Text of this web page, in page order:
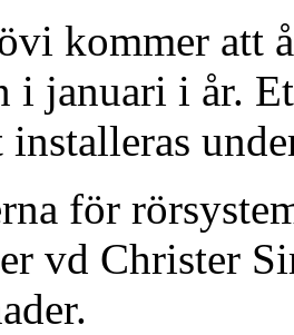
kommer att
i januari i år.
för
vd Christer